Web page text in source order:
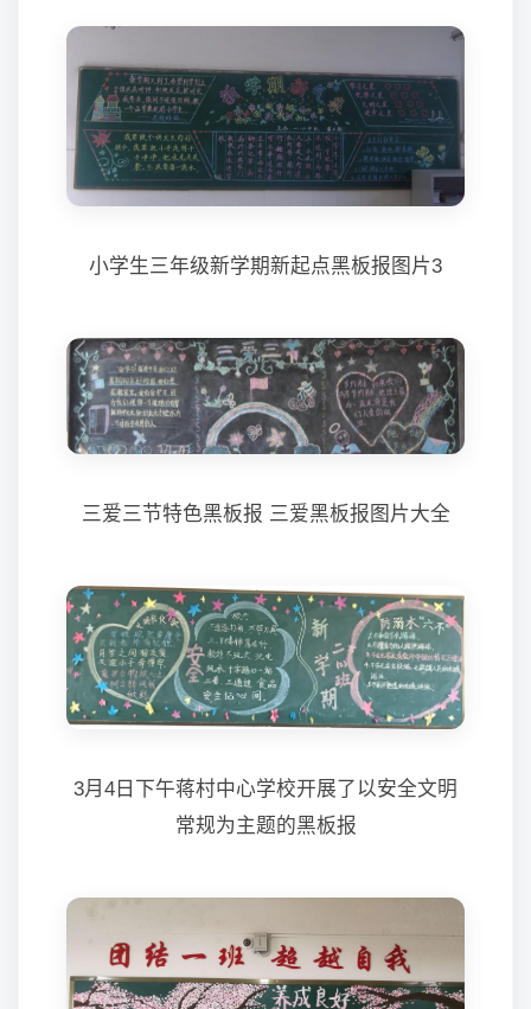
小学生三年级新学期新起点黑板报图片3
三爱三节特色黑板报 三爱黑板报图片大全
3月4日下午蒋村中心学校开展了以安全文明
常规为主题的黑板报